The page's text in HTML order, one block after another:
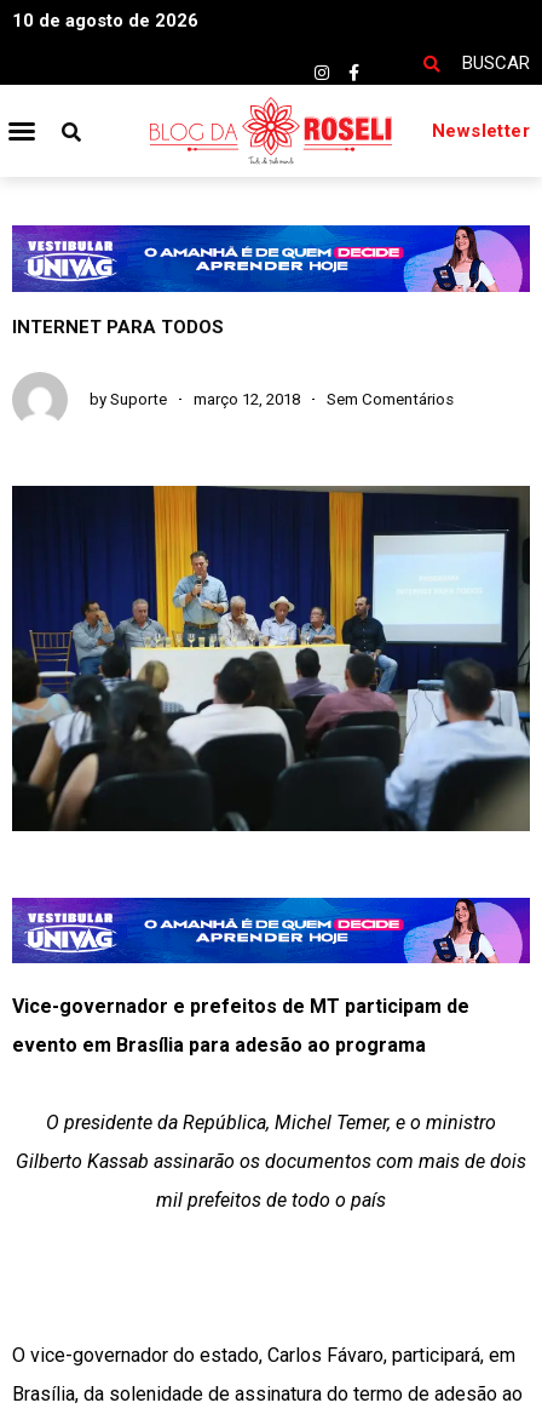
10 de agosto de 2026
BUSCAR
Newsletter
INTERNET PARA TODOS
by Suporte março 12, 2018 Sem Comentários
Vice-governador e prefeitos de MT participam de
evento em Brasília para adesão ao programa
O presidente da República, Michel Temer, e o ministro
Gilberto Kassab assinarão os documentos com mais de dois
mil prefeitos de todo o país
O vice-governador do estado, Carlos Fávaro, participará, em
Brasília, da solenidade de assinatura do termo de adesão ao